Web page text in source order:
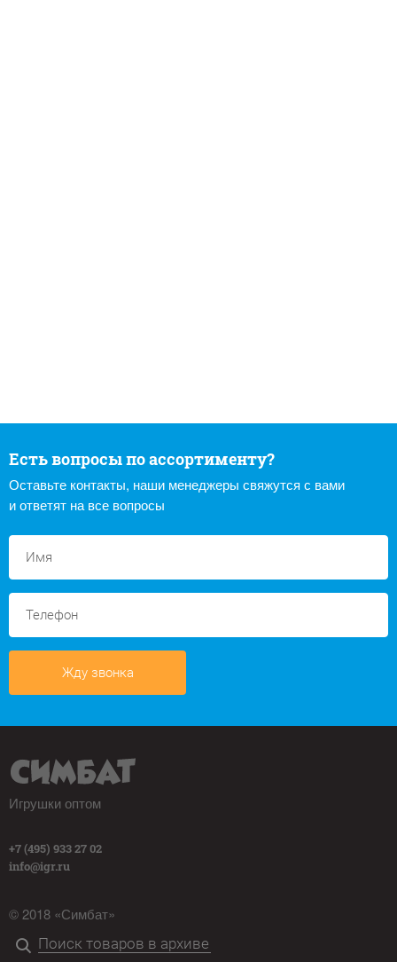
Есть вопросы по ассортименту?
Оставьте контакты, наши менеджеры свяжутся с вами
и ответят на все вопросы
Жду звонка
Игрушки оптом
+7 (495) 933 27 02
info@igr.ru
© 2018 «Симбат»